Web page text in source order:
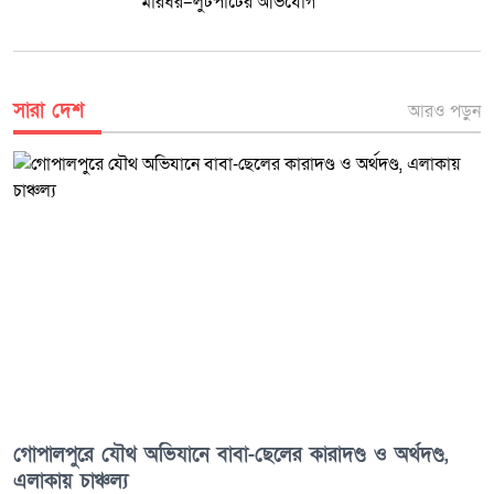
সারা দেশ আরও পড়ুন
গোপালপুরে যৌথ অভিযানে বাবা-ছেলের কারাদণ্ড ও অর্থদণ্ড,
এলাকায় চাঞ্চল্য